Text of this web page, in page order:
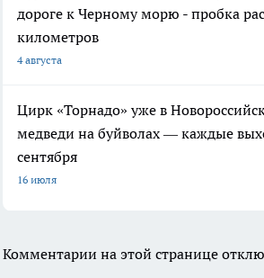
дороге к Черному морю - пробка
километров
4 августа
Цирк «Торнадо» уже в
медведи на буйволах — каждые
сентября
16 июля
Комментарии на этой странице